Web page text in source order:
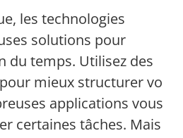
les technologies
solutions pour
du temps. Utilisez des
mieux structurer vos
applications vous
certaines tâches. Mais